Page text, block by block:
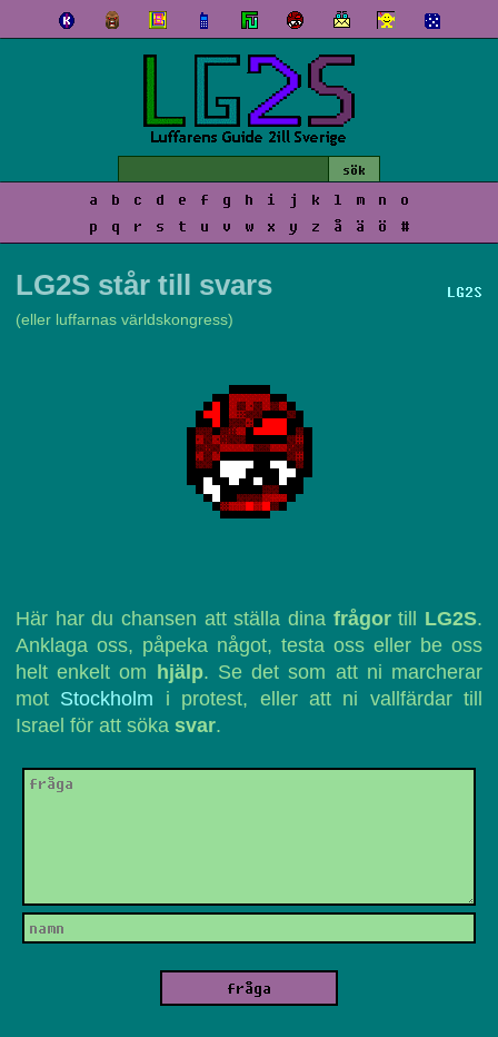
a b c d e f g h i j k l m n
o
p
q r s t u v w x y z å ä ö #
LG2S
LG2S står till svars
(eller luffarnas världskongress)
Här har du chansen att ställa dina frågortill LG2S.
Anklaga oss, påpeka något, testa oss eller be oss
helt enkelt om
hjälp. Se det som att ni marcherar
mot Stockholm i protest, eller att ni vallfärdar till
Israel för att söka svar.